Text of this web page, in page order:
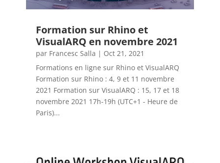
Formation sur Rhino et
VisualARQ en novembre 2021
par Francesc Salla | Oct 21, 2021
Formations en ligne sur Rhino et VisualARQ
Formation sur Rhino : 4, 9 et 11 novembre
2021 Formation sur VisualARQ : 15, 17 et 18
novembre 2021 17h-19h (UTC+1 - Heure de
Paris)...